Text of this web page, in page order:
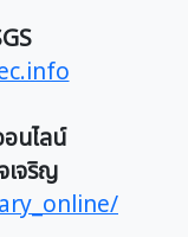
นไลน์
เจริญ